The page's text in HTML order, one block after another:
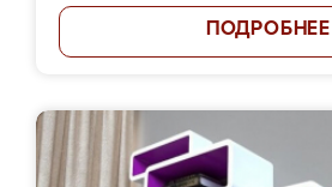
ПОДРОБНЕЕ